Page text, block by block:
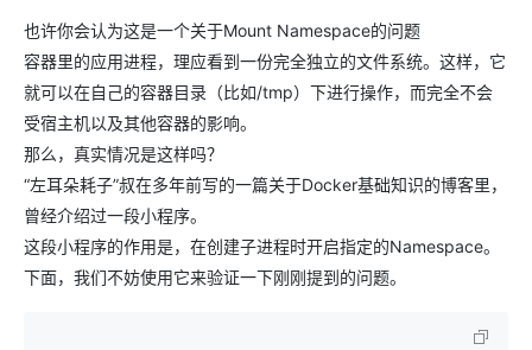
也许你会认为这是一个关于Mount Namespace的问题
容器里的应用进程，理应看到一份完全独立的文件系统。这样，它
就可以在自己的容器目录（比如/tmp）下进行操作，而完全不会
受宿主机以及其他容器的影响。
那么，真实情况是这样吗？
“左耳朵耗子”叔在多年前写的一篇关于Docker基础知识的博客里，
曾经介绍过一段小程序。
这段小程序的作用是，在创建子进程时开启指定的Namespace。
下面，我们不妨使用它来验证一下刚刚提到的问题。